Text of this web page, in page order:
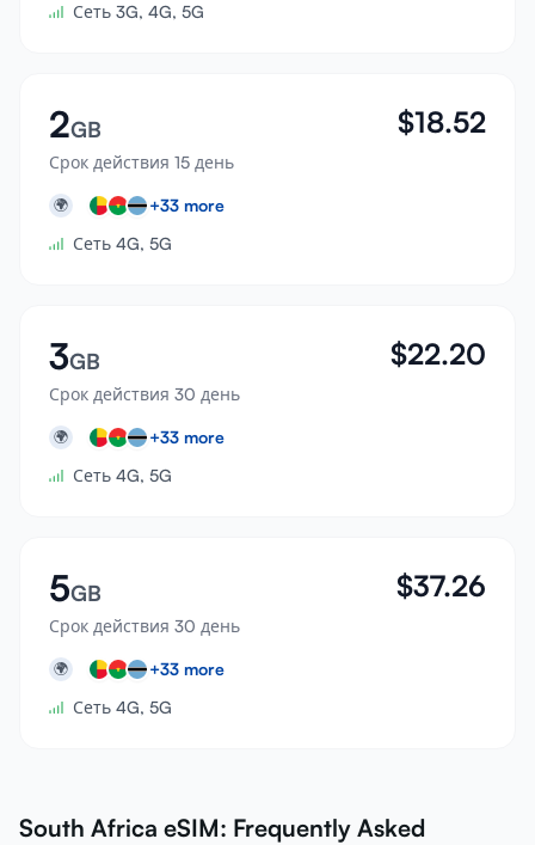
Сеть 3G, 4G, 5G
2GB
Срок действия 15 день
$18.52
🌍 +33 more
Сеть 4G, 5G
3GB
Срок действия 30 день
$22.20
🌍 +33 more
Сеть 4G, 5G
5GB
Срок действия 30 день
$37.26
🌍 +33 more
Сеть 4G, 5G
South Africa eSIM: Frequently Asked